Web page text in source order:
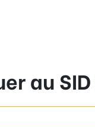
au